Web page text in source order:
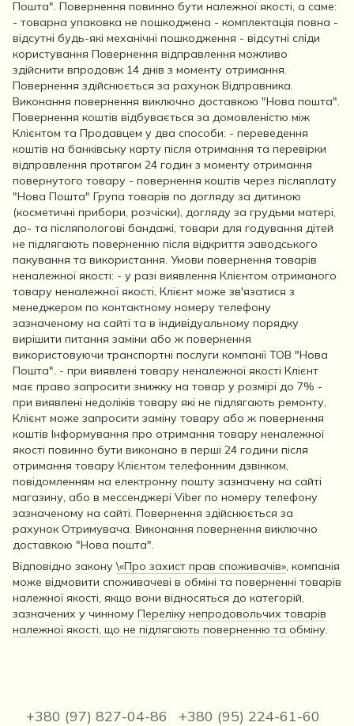
Пошта". Повернення повинно бути належної якості, а саме:
- товарна упаковка не пошкоджена - комплектація повна -
відсутні будь-які механічні пошкодження - відсутні сліди
користування Повернення відправлення можливо
здійснити впродовж 14 днів з моменту отримання.
Повернення здійснюється за рахунок Відправника.
Виконання повернення виключно доставкою "Нова пошта".
Повернення коштів відбувається за домовленістю між
Клієнтом та Продавцем у два способи: - переведення
коштів на банківську карту після отримання та перевірки
відправлення протягом 24 годин з моменту отримання
повернутого товару - повернення коштів через післяплату
"Нова Пошта" Група товарів по догляду за дитиною
(косметичні прибори, розчіски), догляду за грудьми матері,
до- та післяпологові бандажі, товари для годування дітей
не підлягають поверненню після відкриття заводського
пакування та використання. Умови повернення товарів
неналежної якості: - у разі виявлення Клієнтом отриманого
товару неналежної якості, Клієнт може зв'язатися з
менеджером по контактному номеру телефону
зазначеному на сайті та в індивідуальному порядку
вирішити питання заміни або ж повернення
використовуючи транспортні послуги компанії ТОВ "Нова
Пошта". - при виявлені товару неналежної якості Клієнт
має право запросити знижку на товар у розмірі до 7% -
при виявлені недоліків товару які не підлягають ремонту,
Клієнт може запросити заміну товару або ж повернення
коштів Інформування про отримання товару неналежної
якості повинно бути виконано в перші 24 години після
отримання товару Клієнтом телефонним дзвінком,
повідомленням на електронну пошту зазначену на сайті
магазину, або в мессенджері Viber по номеру телефону
зазначеному на сайті. Повернення здійснюється за
рахунок Отримувача. Виконання повернення виключно
доставкою "Нова пошта".
Відповідно закону\«Про захист прав споживачів», компанія
може відмовити споживачеві в обміні та поверненні товарів
належної якості, якщо вони відносяться до категорій,
зазначених у чинному Переліку непродовольчих товарів
належної якості, що не підлягають поверненню та обміну.
+380 (97) 827-04-86 +380 (95) 224-61-60